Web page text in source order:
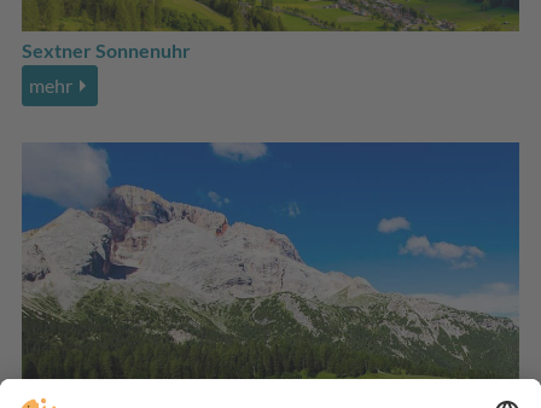
Sextner Sonnenuhr
mehr